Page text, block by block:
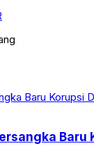
Baru